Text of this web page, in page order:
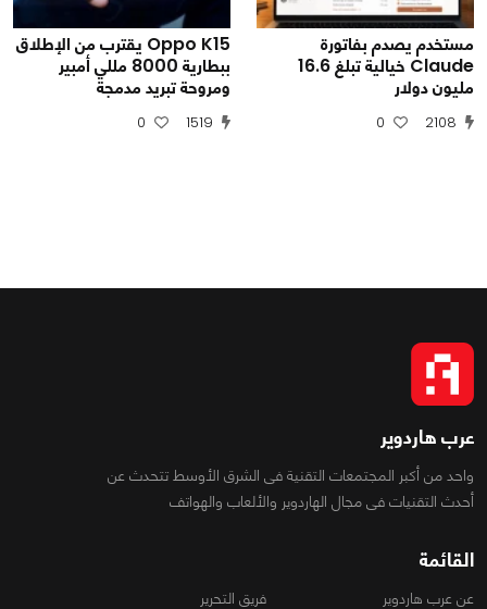
مستخدم يصدم بفاتورة
Claude خيالية تبلغ 16.6
مليون دولار
2108
0
Oppo K15 يقترب من الإطلاق
ببطارية 8000 مللي أمبير
ومروحة تبريد مدمجة
1519
0
عرب هاردوير
واحد من أكبر المجتمعات التقنية فى الشرق الأوسط تتحدث عن
أحدث التقنيات فى مجال الهاردوير والألعاب والهواتف
القائمة
عن عرب هاردوير فريق التحرير